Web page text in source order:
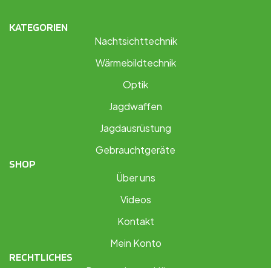
KATEGORIEN
Nachtsichttechnik
Wärmebildtechnik
Optik
Jagdwaffen
Jagdausrüstung
Gebrauchtgeräte
SHOP
Über uns
Videos
Kontakt
Mein Konto
RECHTLICHES